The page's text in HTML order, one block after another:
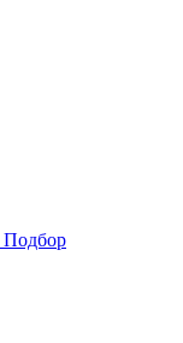
Подбор